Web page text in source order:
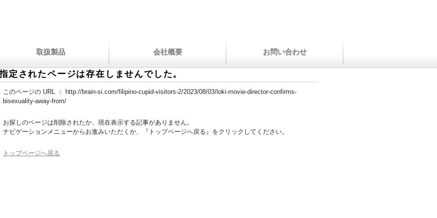
取扱製品 会社概要 お問い合わせ
定されたページは存在しませんでした。
このページの URL ：
http://brain-si.com/filipino-cupid-visitors-2/2023/08/03/loki-movie-director-confirms-
bisexuality-away-from/
お探しのページは削除されたか、現在表示する記事がありません。
ナビゲーションメニューからお進みいただくか、『トップページへ戻る』をクリックしてください。
トップページへ戻る